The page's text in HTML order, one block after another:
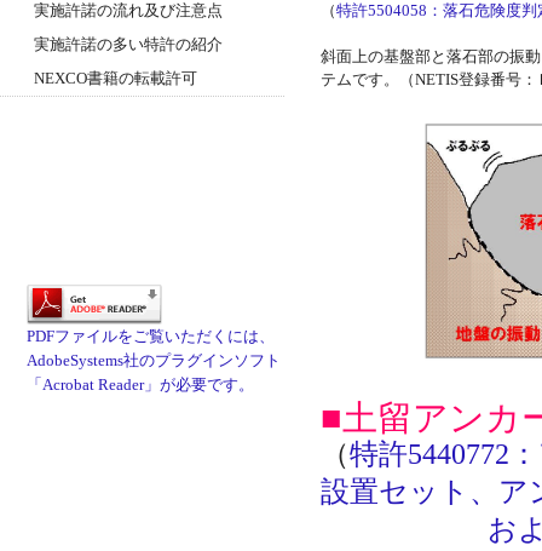
（特許5504058：落石危険度
斜面上の基盤部と落石部の振
テムです。（NETIS登録番号
■土留アンカ
（特許5440772
設置セット、ア
およびアン
実施許諾の流れ及び注意点
実施許諾の多い特許の紹介
NEXCO書籍の転載許可
PDFファイルをご覧いただくには、
AdobeSystems社のプラグインソフト
「Acrobat Reader」が必要です。